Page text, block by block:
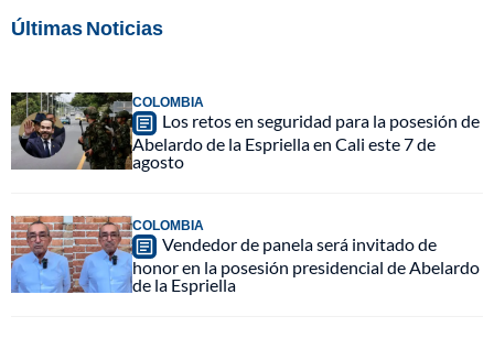
Últimas Noticias
COLOMBIA
Los retos en seguridad para la posesión de
Abelardo de la Espriella en Cali este 7 de
agosto
COLOMBIA
Vendedor de panela será invitado de
honor en la posesión presidencial de Abelardo
de la Espriella